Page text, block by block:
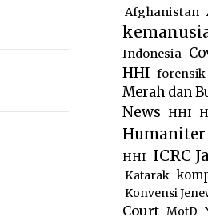
Afghanistan
Indonesia
HHI forensik
Merah dan
News
HHI
HHI ICRC
Katarak
Konvensi
Court MotD